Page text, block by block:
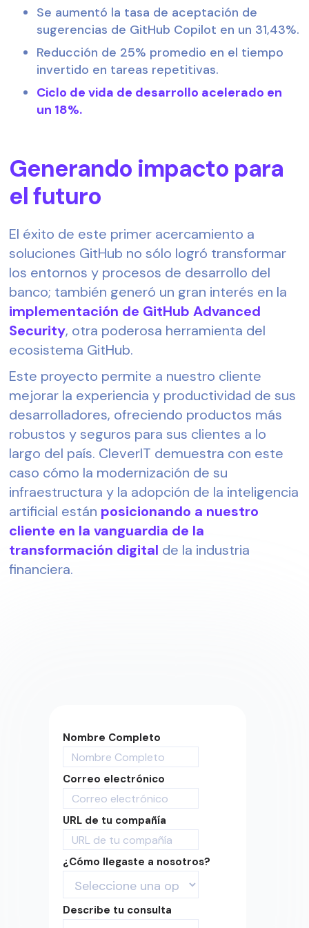
Se aumentó la tasa de aceptación de
sugerencias de GitHub Copilot en un 31,43%.
Reducción de 25% promedio en el tiempo
invertido en tareas repetitivas.
Ciclo de vida de desarrollo acelerado en
un 18%.
Generando impacto para
el futuro
El éxito de este primer acercamiento a
soluciones GitHub no sólo logró transformar
los entornos y procesos de desarrollo del
banco; también generó un gran interés en la
implementación de GitHub Advanced
Security, otra poderosa herramienta del
ecosistema GitHub.
Este proyecto permite a nuestro cliente
mejorar la experiencia y productividad de sus
desarrolladores, ofreciendo productos más
robustos y seguros para sus clientes a lo
largo del país. CleverIT demuestra con este
caso cómo la modernización de su
infraestructura y la adopción de la inteligencia
artificial están posicionando a nuestro
cliente en la vanguardia de la
transformación digital de la industria
financiera.
Nombre Completo
Correo electrónico
URL de tu compañía
¿Cómo llegaste a nosotros?
Describe tu consulta